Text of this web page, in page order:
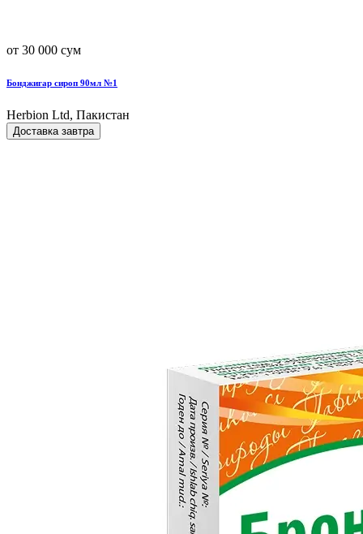
от 30 000 сум
Бонджигар сироп 90мл №1
Herbion Ltd, Пакистан
Доставка завтра